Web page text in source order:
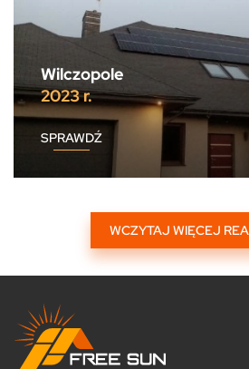
Wilczopole
2023 r.
SPRAWDŹ
WCZYTAJ WIĘCEJ